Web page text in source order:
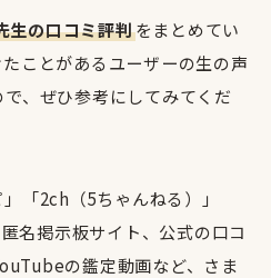
生の口コミ評判をまとめてい
ことがあるユーザーの生の声
、ぜひ参考にしてみてくだ
「2ch（5ちゃんねる）」
名掲示板サイト、公式の口コ
の鑑定動画など、さま